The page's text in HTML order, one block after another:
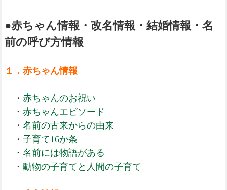
●赤ちゃん情報・改名情報・結婚情報・名
前の呼び方情報
１．赤ちゃん情報
・ 赤ちゃんのお祝い
・ 赤ちゃんエピソード
・ 名前の古来からの由来
・ 子育て16か条
・ 名前には物語がある
・ 動物の子育てと人間の子育て